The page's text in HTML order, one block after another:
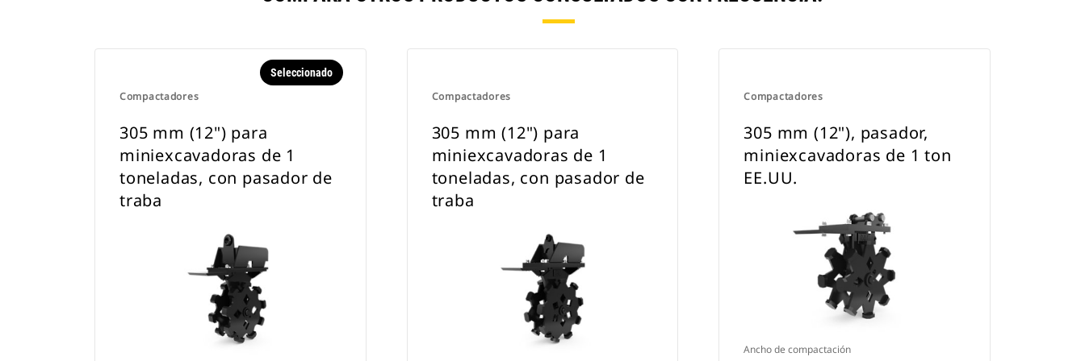
Compactadores
Seleccionado
305 mm (12") para
miniexcavadoras de 1
toneladas, con pasador de
traba
Compactadores
305 mm (12") para
miniexcavadoras de 1
toneladas, con pasador de
traba
Compactadores
305 mm (12"), pasador,
miniexcavadoras de 1 ton
EE.UU.
Ancho de compactación